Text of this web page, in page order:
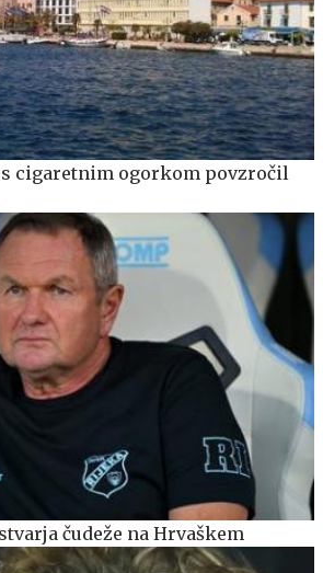
s cigaretnim ogorkom povzročil
čudeže na Hrvaškem